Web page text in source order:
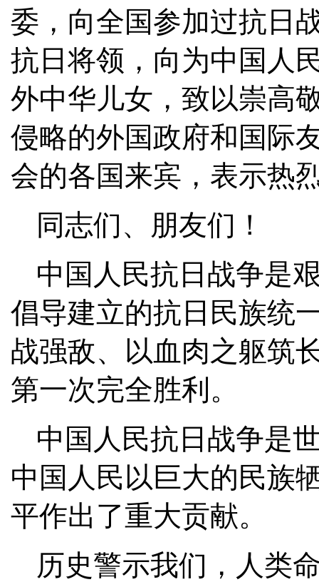
委，向全国参加过抗日
抗日将领，向为中国人
外中华儿女，致以崇高
侵略的外国政府和国际
会的各国来宾，表示热
同志们、朋友们！
中国人民抗日战争是
倡导建立的抗日民族统
战强敌、以血肉之躯筑
第一次完全胜利。
中国人民抗日战争是
中国人民以巨大的民族
平作出了重大贡献。
历史警示我们，人类